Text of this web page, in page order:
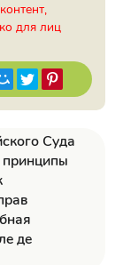
для лиц
Суда
принципы
де